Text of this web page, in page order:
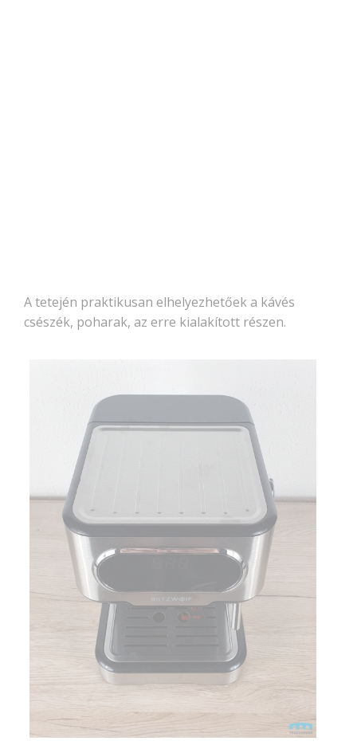
A tetején praktikusan elhelyezhetőek a kávés
csészék, poharak, az erre kialakított részen.